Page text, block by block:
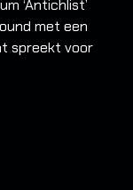
‘Antichlist’
met een
spreekt voor